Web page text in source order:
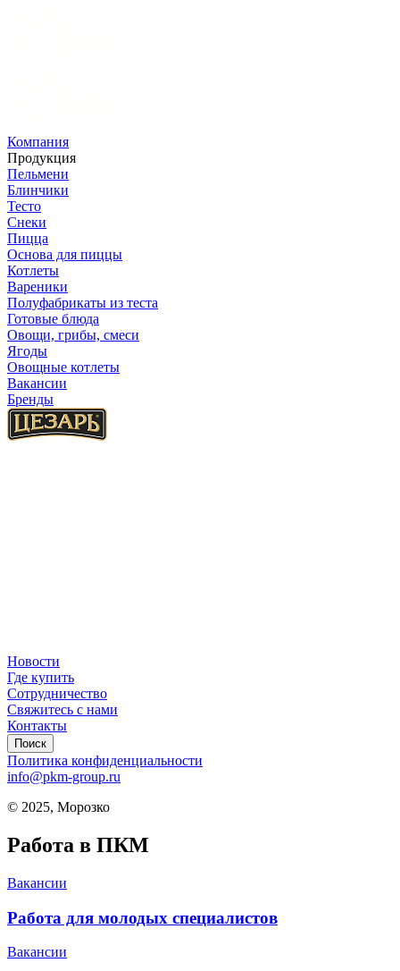
Компания
Продукция
Пельмени
Блинчики
Тесто
Снеки
Пицца
Основа для пиццы
Котлеты
Вареники
Полуфабрикаты из теста
Готовые блюда
Овощи, грибы, смеси
Ягоды
Овощные котлеты
Вакансии
Бренды
Новости
Где купить
Сотрудничество
Свяжитесь с нами
Контакты
Поиск
Политика конфиденциальности
info@pkm-group.ru
© 2025, Морозко
Работа в ПКМ
Вакансии
Работа для молодых специалистов
Вакансии